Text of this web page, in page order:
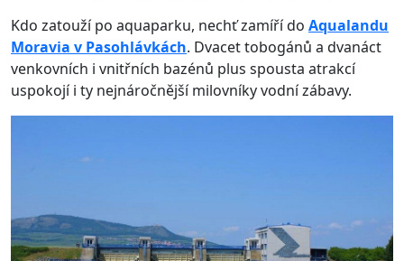
Kdo zatouží po aquaparku, nechť zamíří do Aqualandu
Moravia v Pasohlávkách. Dvacet tobogánů a dvanáct
venkovních i vnitřních bazénů plus spousta atrakcí
uspokojí i ty nejnáročnější milovníky vodní zábavy.